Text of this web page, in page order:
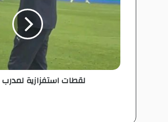
ط
ف
لقطات استفزازية